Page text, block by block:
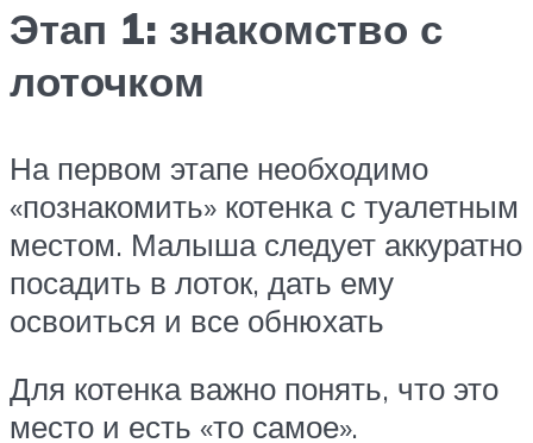
Этап 1: знакомство с
лоточком
На первом этапе необходимо
«познакомить» котенка с туалетным
местом. Малыша следует аккуратно
посадить в лоток, дать ему
освоиться и все обнюхать
Для котенка важно понять, что это
место и есть «то самое».